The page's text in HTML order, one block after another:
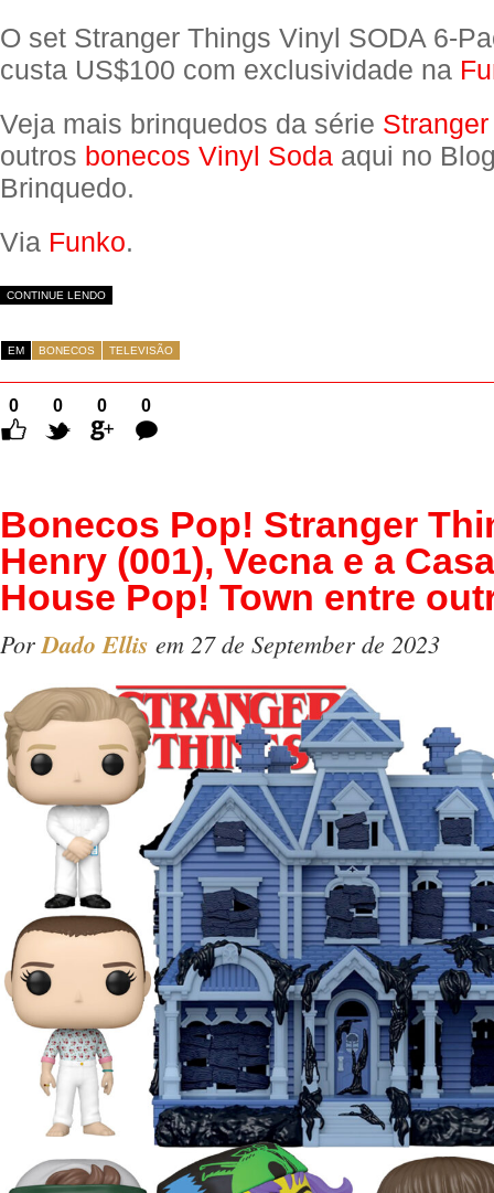
O set Stranger Things Vinyl SODA 6-
custa US$100 com exclusividade na
Veja mais brinquedos da série
outros bonecos Vinyl Soda aqui no
Brinquedo.
Via Funko.
CONTINUE LENDO
EM BONECOS TELEVISÃO
0 0 0
0
Comentários
Bonecos Pop! Stranger
Henry (001), Vecna e a
House Pop! Town entre
PorDado Ellis em 27 de September de 2023